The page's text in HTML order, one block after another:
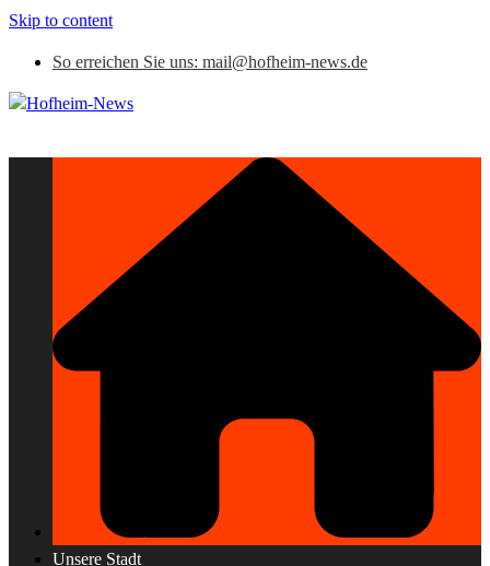
Skip to content
So erreichen Sie uns: mail@hofheim-news.de
Unsere Stadt